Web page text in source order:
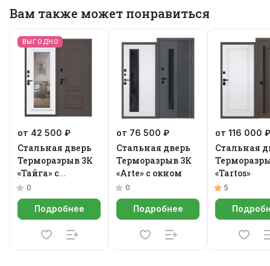
Вам также может понравиться
ВЫГОДНО
от 42 500 ₽
Стальная дверь
Терморазрыв 3К
«Тайга» с
зеркалом
0
Подробнее
от 76 500 ₽
Стальная дверь
Терморазрыв 3К
«Arte» с окном
0
Подробнее
от 116 000 ₽
Стальная
«Tartos»
5